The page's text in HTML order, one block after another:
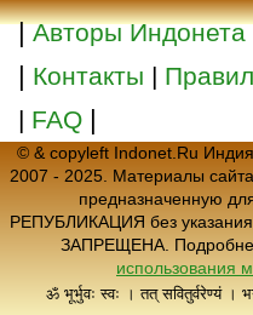
|Авторы Индонета
| Контакты |
| FAQ |
© & copyleft Indonet.Ru
2007 - 2025. Материалы
предназначенную
РЕПУБЛИКАЦИЯ без указания
ЗАПРЕЩЕНА.
использования
ॐ भूर्भुवः स्वः । तत् सवितुर्वरेण्यं ।